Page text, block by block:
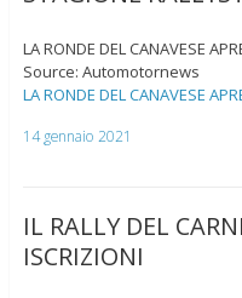
LA RONDE DEL CANAVESE
Source: Automotornews
LA RONDE DEL CANAVESE
14 gennaio 2021
IL RALLY DEL
ISCRIZIONI